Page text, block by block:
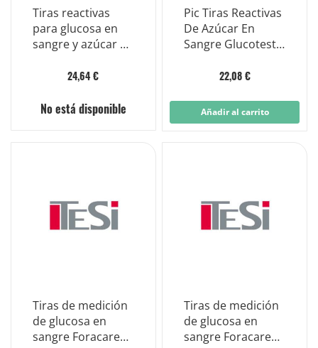
Tiras reactivas
para glucosa en
sangre y azúcar en
Mx 50 piezas
24,64 €
No está disponible
Pic Tiras Reactivas
De Azúcar En
Sangre Glucotest
22,08 €
Añadir al carrito
Tiras de medición
de glucosa en
sangre Foracare
Tiras de medición
de glucosa en
sangre Foracare